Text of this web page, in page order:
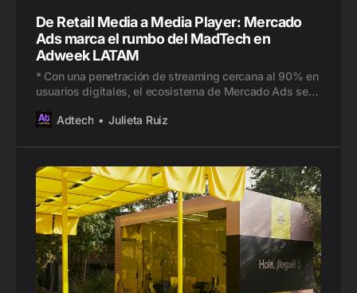
De Retail Media a Media Player: Mercado
Ads marca el rumbo del MadTech en
Adweek LATAM
* Con una penetración de streaming cercana al 90% en
usuarios digitales, el ecosistema de Mercado Ads se
presentó sus capacidades tecnológicas más
futuro, es el presente. La edición 2025 de Advertising
Week LATAM
Adtech Julieta Ruiz